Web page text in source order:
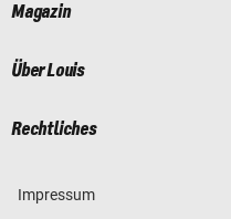
Magazin
Über Louis
Rechtliches
Impressum